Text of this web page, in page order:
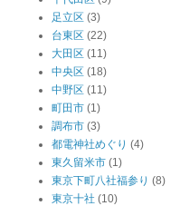
足立区 (3)
台東区 (22)
大田区 (11)
中央区 (18)
中野区 (11)
町田市 (1)
調布市 (3)
都電神社めぐり (4)
東久留米市 (1)
東京下町八社福参り (8)
東京十社 (10)